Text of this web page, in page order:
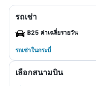
รถเช่า
฿25 ค่าเฉลี่ยรายวัน
รถเช่าในกระบี่
เลือกสนามบิน